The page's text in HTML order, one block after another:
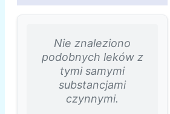
Nie znaleziono
podobnych leków z
tymi samymi
substancjami
czynnymi.